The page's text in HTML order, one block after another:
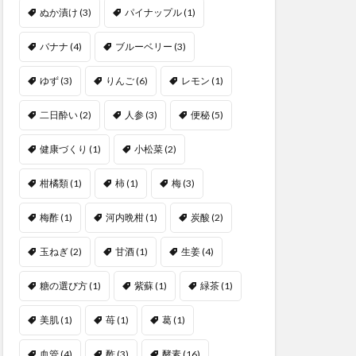
ぬか漬け (3) パイナップル(1)
バナナ (4) ブルーベリー (3)
ゆず(3) りんご(6) レモン (1)
二日酔い(2) 人参 (3) 便秘(5)
健康づくり (1) 小松菜(2)
柑橘類(1) 柿(1) 梅(3)
梅酢(1) 河内晩柑(1) 炭酸 (2)
玉ねぎ(2) 甘酒(1) 生姜(4)
糖の選び方(1) 紫蘇(1) 緑茶(1)
美肌(1) 苺(1) 葛(1)